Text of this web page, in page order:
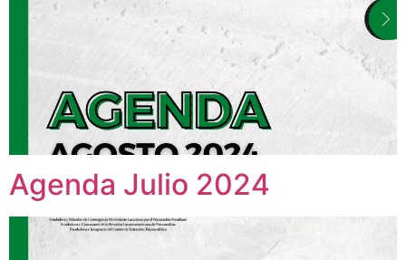
Agenda Julio 2024